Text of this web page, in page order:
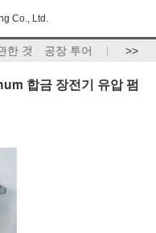
Co., Ltd.
한 것 공장 투어 >>
합금 장전기 유압 펌